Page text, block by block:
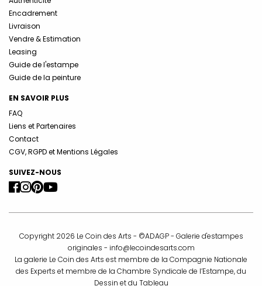
Encadrement
Livraison
Vendre & Estimation
Leasing
Guide de l'estampe
Guide de la peinture
EN SAVOIR PLUS
FAQ
Liens et Partenaires
Contact
CGV, RGPD et Mentions Légales
SUIVEZ-NOUS
Copyright 2026 Le Coin des Arts - ©ADAGP - Galerie d'estampes
originales - info@lecoindesarts.com
La galerie Le Coin des Arts est membre de la Compagnie Nationale
des Experts et membre de la Chambre Syndicale de l’Estampe, du
Dessin et du Tableau